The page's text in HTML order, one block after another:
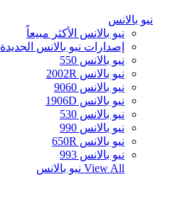
نيو بالانس
نيو بالانس الأكثر مبيعاً
إصدارات نيو بالانس الجديدة
نيو بالانس 550
نيو بالانس 2002R
نيو بالانس 9060
نيو بالانس 1906D
نيو بالانس 530
نيو بالانس 990
نيو بالانس 650R
نيو بالانس 993
View All نيو بالانس